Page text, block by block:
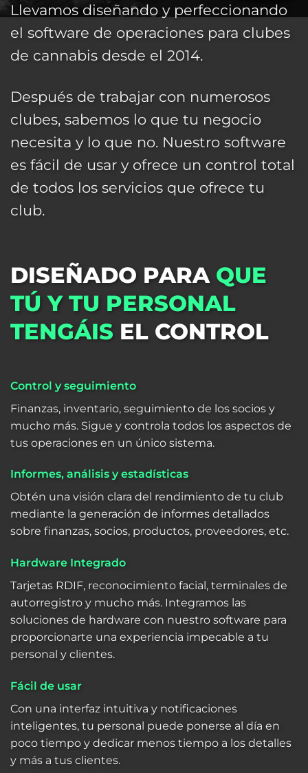
Llevamos diseñando y perfeccionando
el software de operaciones para clubes
de cannabis desde el 2014.
Después de trabajar con numerosos
clubes, sabemos lo que tu negocio
necesita y lo que no. Nuestro software
es fácil de usar y ofrece un control total
de todos los servicios que ofrece tu
club.
DISEÑADO PARA QUE
TÚ Y TU PERSONAL
TENGÁIS EL CONTROL
Control y seguimiento
Finanzas, inventario, seguimiento de los socios y
mucho más. Sigue y controla todos los aspectos de
tus operaciones en un único sistema.
Informes, análisis y estadísticas
Obtén una visión clara del rendimiento de tu club
mediante la generación de informes detallados
sobre finanzas, socios, productos, proveedores, etc.
Hardware Integrado
Tarjetas RDIF, reconocimiento facial, terminales de
autorregistro y mucho más. Integramos las
soluciones de hardware con nuestro software para
proporcionarte una experiencia impecable a tu
personal y clientes.
Fácil de usar
Con una interfaz intuitiva y notificaciones
inteligentes, tu personal puede ponerse al día en
poco tiempo y dedicar menos tiempo a los detalles
y más a tus clientes.